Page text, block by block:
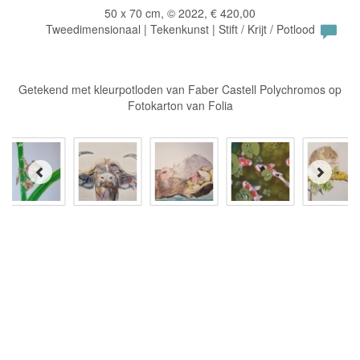
50 x 70 cm, © 2022, € 420,00
Tweedimensionaal | Tekenkunst | Stift / Krijt / Potlood
Getekend met kleurpotloden van Faber Castell Polychromos op
Fotokarton van Folia